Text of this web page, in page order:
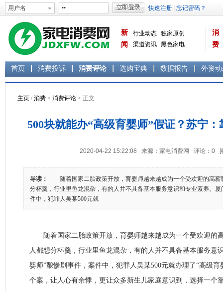
新
闻
行业动态 独家原创
渠道资讯 黑色家电
消
费
首页 消费投诉 消费评论 选购宝典 数据报告 外资
主页 /消费 > 消费评论 > 正文
500块就能办“高级育婴师”假证？苏宁
2020-04-22 15:22:08 来源：家电消费网 评论： 0 [
导读：
随着国家二胎政策开放，育婴师越来越成为一个受欢迎的高薪
分杯羹，行业里鱼龙混杂，有的人并不具备基本服务意识和专业素养。
件中，犯罪人吴某500元就
随着国家二胎政策开放，育婴师越来越成为一个受欢迎的
人都想分杯羹，行业里鱼龙混杂，有的人并不具备基本服务意
婴师”酿惨剧事件，案件中，犯罪人吴某500元就办理了“高级
个案，让人心有余悸，更让众多新生儿家庭意识到，选择一个